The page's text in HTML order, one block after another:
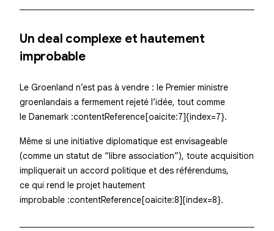
Un deal complexe et hautement
improbable
Le Groenland n’est pas à vendre : le Premier ministre
groenlandais a fermement rejeté l’idée, tout comme
le Danemark :contentReference[oaicite:7]{index=7}.
Même si une initiative diplomatique est envisageable
(comme un statut de “libre association”), toute acquisition
impliquerait un accord politique et des référendums,
ce qui rend le projet hautement
improbable :contentReference[oaicite:8]{index=8}.